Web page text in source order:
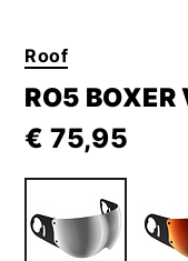
Roof
RO5
€ 75,95